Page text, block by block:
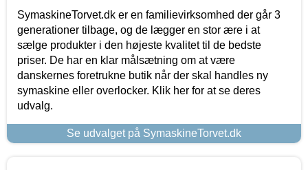
SymaskineTorvet.dk er en familievirksomhed der går 3
generationer tilbage, og de lægger en stor ære i at
sælge produkter i den højeste kvalitet til de bedste
priser. De har en klar målsætning om at være
danskernes foretrukne butik når der skal handles ny
symaskine eller overlocker. Klik her for at se deres
udvalg.
Se udvalget på SymaskineTorvet.dk